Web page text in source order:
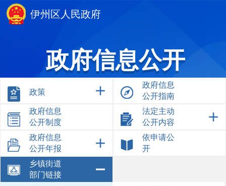
伊州区人民政府
政府信息公开
政策
政府信息
公开指南
政府信息
公开制度
法定主动
公开内容
政府信息
公开年报
依申请公
开
乡镇街道
部门链接